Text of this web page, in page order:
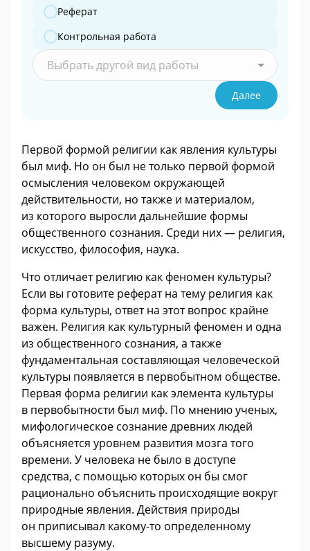
Реферат
Контрольная работа
Выбрать другой вид работы
Далее
Первой формой религии как явления культуры
был миф. Но он был не только первой формой
осмысления человеком окружающей
действительности, но также и материалом,
из которого выросли дальнейшие формы
общественного сознания. Среди них — религия,
искусство, философия, наука.
Что отличает религию как феномен культуры?
Если вы готовите реферат на тему религия как
форма культуры, ответ на этот вопрос крайне
важен. Религия как культурный феномен и одна
из общественного сознания, а также
фундаментальная составляющая человеческой
культуры появляется в первобытном обществе.
Первая форма религии как элемента культуры
в первобытности был миф. По мнению ученых,
мифологическое сознание древних людей
объясняется уровнем развития мозга того
времени. У человека не было в доступе
средства, с помощью которых он бы смог
рационально объяснить происходящие вокруг
природные явления. Действия природы
он приписывал какому-то определенному
высшему разуму.